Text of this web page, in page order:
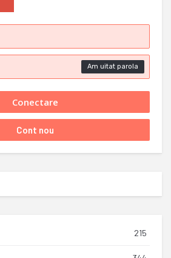
Am uitat parola
215